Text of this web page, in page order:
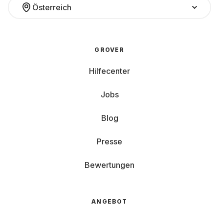
Österreich
GROVER
Hilfecenter
Jobs
Blog
Presse
Bewertungen
ANGEBOT